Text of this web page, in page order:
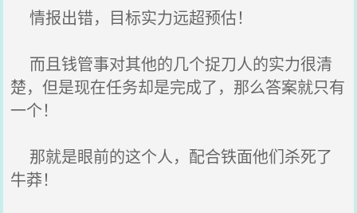
情报出错，目标实力远超预估！
而且钱管事对其他的几个捉刀人的实力很清
楚，但是现在任务却是完成了，那么答案就只有
一个！
那就是眼前的这个人，配合铁面他们杀死了
牛莽！